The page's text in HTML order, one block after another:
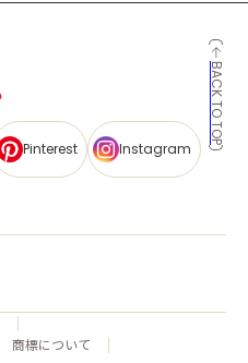
BACK TO TOP
Pinterest Instagram
商標について